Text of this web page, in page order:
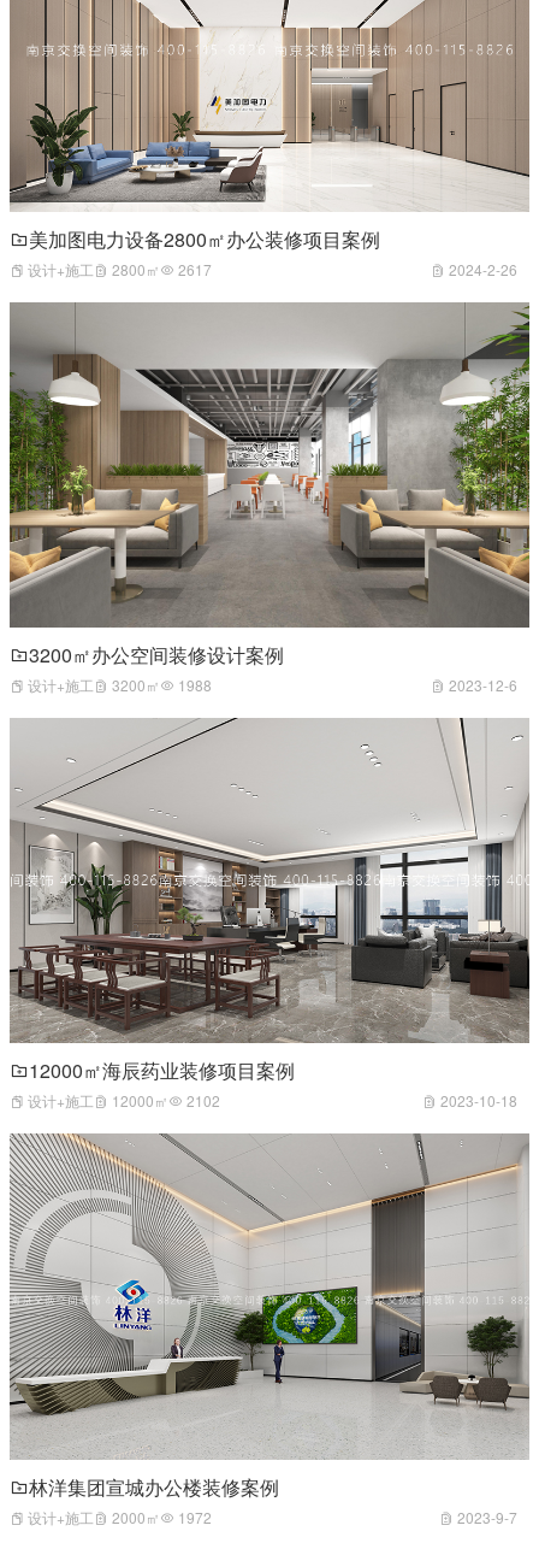
1 2
美加图电力设备2800㎡办公装修项目案例
设计+施工 2800㎡ 2617 2024-2-26
3200㎡办公空间装修设计案例
设计+施工 3200㎡ 1988 2023-12-6
12000㎡海辰药业装修项目案例
设计+施工 12000㎡ 2102 2023-10-18
林洋集团宣城办公楼装修案例
设计+施工 2000㎡ 1972 2023-9-7